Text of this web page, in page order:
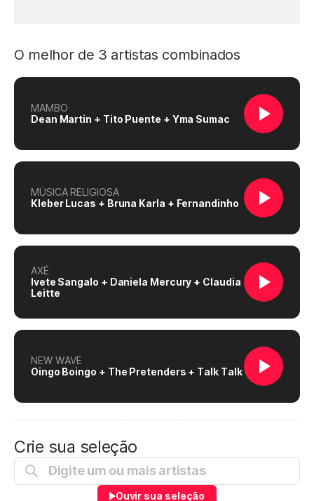
O melhor de 3 artistas combinados
MAMBO
Dean Martin + Tito Puente + Yma Sumac
MÚSICA RELIGIOSA
Kleber Lucas + Bruna Karla + Fernandinho
AXÉ
Ivete Sangalo + Daniela Mercury + Claudia
Leitte
NEW WAVE
Oingo Boingo + The Pretenders + Talk Talk
Crie sua seleção
Ouvir sua seleção